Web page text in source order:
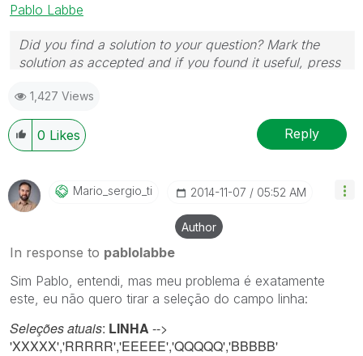
Pablo Labbe
Did you find a solution to your question? Mark the
solution as accepted and if you found it useful, press
1,427 Views
0 Likes Reply
Mario_sergio_ti ‎2014-11-07 05:52 AM
Author
In response to pablolabbe
Sim Pablo, entendi, mas meu problema é exatamente
este, eu não quero tirar a seleção do campo linha:
Seleções atuais: LINHA -->
'XXXXX','RRRRR','EEEEE','QQQQQ','BBBBB'